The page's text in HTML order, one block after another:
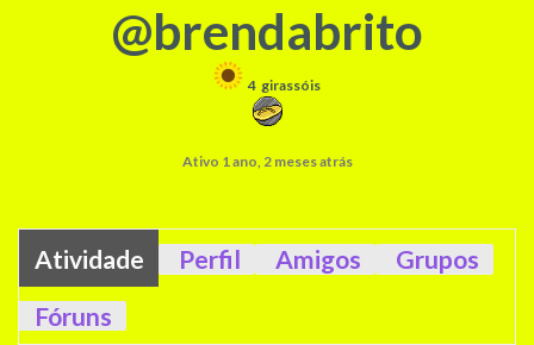
@brendabrito
4 girassóis
Ativo 1 ano, 2 meses atrás
Atividade Perfil Amigos
Grupos
Fóruns